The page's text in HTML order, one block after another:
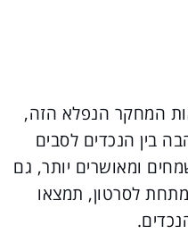
המחקר הנפלא הזה,
בין הנכדים לסבים
ומאושרים יותר, גם
לסרטון, תמצאו